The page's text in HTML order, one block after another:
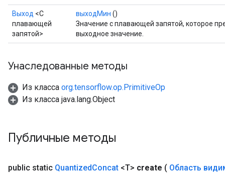
Выход <С
плавающей
запятой>
выходМин ()
Значение с плавающей запятой, которое
выходное значение.
Унаследованные методы
Из класса org.tensorflow.op.PrimitiveOp
Из класса java.lang.Object
Публичные методы
public static QuantizedConcat <T> create ( Область